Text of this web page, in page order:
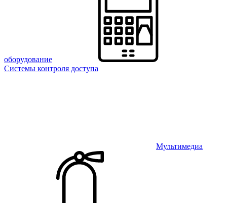
оборудование
Системы контроля доступа
Мультимедиа